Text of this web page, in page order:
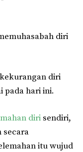
diri
diri
pada hari ini.
diri sendiri,
secara
itu wujud